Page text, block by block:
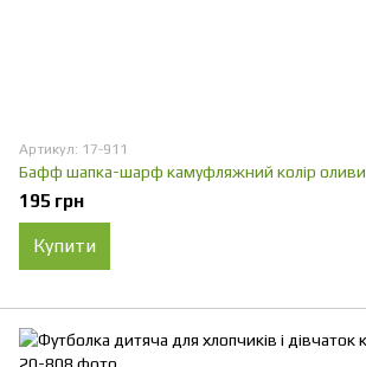
Артикул: 17-911
Бафф шапка-шарф камуфляжний колір оливи
195 грн
Купити